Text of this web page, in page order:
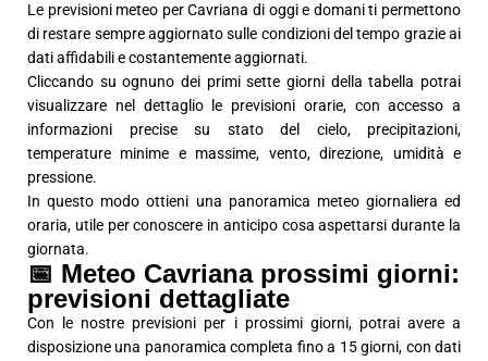
Le previsioni meteo per Cavriana di oggi e domani ti permettono
di restare sempre aggiornato sulle condizioni del tempo grazie ai
dati affidabili e costantemente aggiornati.
Cliccando su ognuno dei primi sette giorni della tabella potrai
visualizzare nel dettaglio le previsioni orarie, con accesso a
informazioni precise su stato del cielo, precipitazioni,
temperature minime e massime, vento, direzione, umidità e
pressione.
In questo modo ottieni una panoramica meteo giornaliera ed
oraria, utile per conoscere in anticipo cosa aspettarsi durante la
giornata.
📅 Meteo Cavriana prossimi giorni:
previsioni dettagliate
Con le nostre previsioni per i prossimi giorni, potrai avere a
disposizione una panoramica completa fino a 15 giorni, con dati